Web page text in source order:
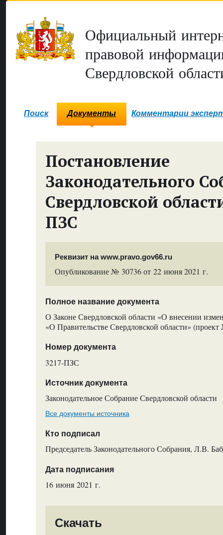
Официальный
правовой
Свердловской
Поиск Документы Комментарии
Постановление
Законодательного
Свердловской
ПЗС
Реквизит на www.pravo.gov66.ru
Опубликование № 30736 от 22 июня 2021 г.
Полное название документа
О Законе Свердловской области «О внесении
«О Правительстве Свердловской области»
Номер документа
3217-ПЗС
Источник документа
Законодательное Собрание Свердловской области
Все документы источника
Кто подписал
Председатель Законодательного Собрания, Л.В.
Дата подписания
16 июня 2021 г.
Скачать